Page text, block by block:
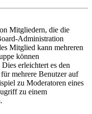
Mitgliedern, die die
Administration
Mitglied kann mehreren
können
erleichtert es den
mehrere Benutzer auf
zu Moderatoren eines
zu einem